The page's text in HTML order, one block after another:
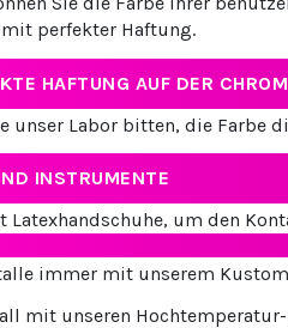
perfekter Haftung.
HAFTUNG AUF DER
unser Labor bitten, die Farbe
INSTRUMENTE
Latexhandschuhe, um den
immer mit unserem
mit unseren